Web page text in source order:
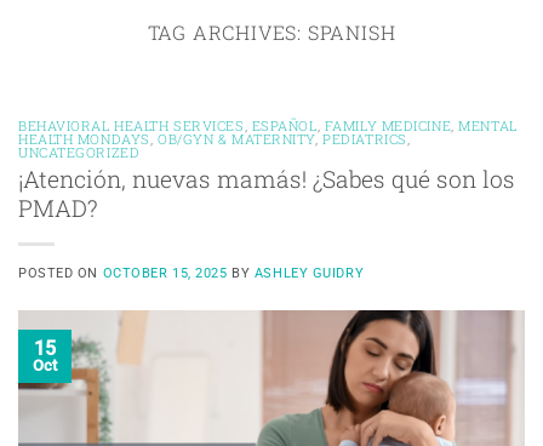
TAG ARCHIVES: SPANISH
BEHAVIORAL HEALTH SERVICES ESPAÑOL FAMILY MEDICINE ,MENTAL
HEALTH MONDAYS OB/GYN & MATERNITY,PEDIATRICS
UNCATEGORIZED
¡Atención, nuevas mamás! ¿Sabes qué son los
PMAD?
POSTED ON OCTOBER 15, 2025 BY ASHLEY GUIDRY
15
Oct